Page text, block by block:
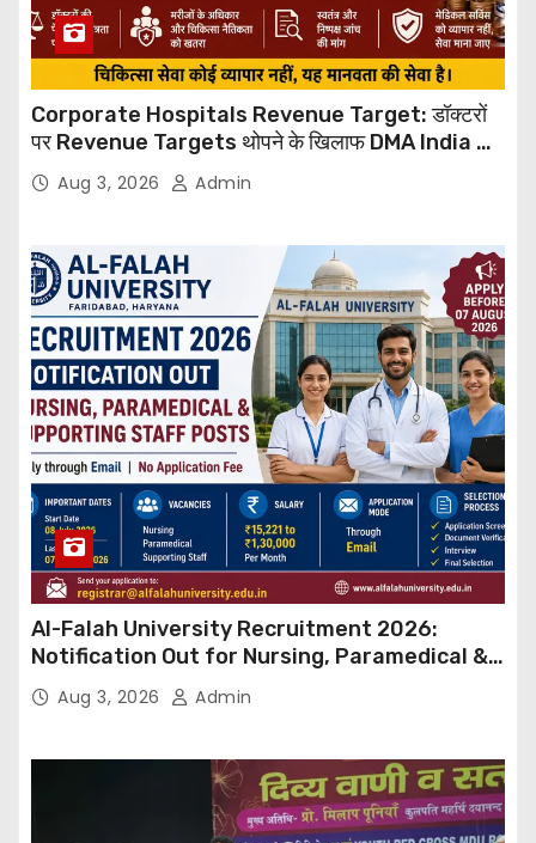
Corporate Hospitals Revenue Target: डॉक्टरों
पर Revenue Targets थोपने के खिलाफ DMA India का
बड़ा कदम, NHRC से Suo Motu जांच की मांग
Aug 3, 2026 Admin
Al-Falah University Recruitment 2026:
Notification Out for Nursing, Paramedical &
Supporting Staff Posts, Apply Through Email
Aug 3, 2026 Admin